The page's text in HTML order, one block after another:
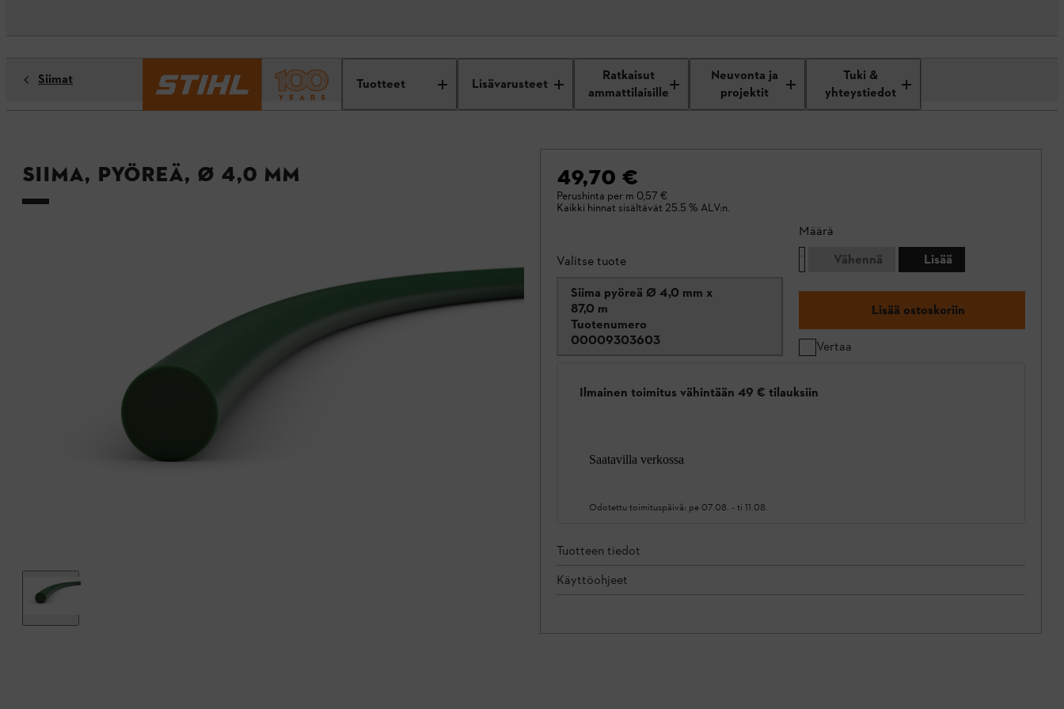
Tuotteet Lisävarusteet
Ratkaisut
ammattilaisille
Neuvonta ja
projektit
Tuki &
yhteystiedot
Siimat
Siima, pyöreä, Ø 4,0 mm 49,70 €
Perushinta per m 0,57 €
Kaikki hinnat sisältävät 25.5 % ALV:n.
Valitse tuote
Siima pyöreä Ø 4,0 mm x
87,0 m
Tuotenumero
00009303603
Määrä
Vähennä
Lisää
Lisää ostoskoriin
Vertaa
Ilmainen toimitus vähintään 49 € tilauksiin
Saatavilla verkossa
Odotettu toimituspäivä: pe 07.08. - ti 11.08.
Tuotteen tiedot
Käyttöohjeet